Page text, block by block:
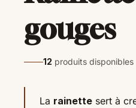
gouges
12 produits disponibles
La rainette sert à